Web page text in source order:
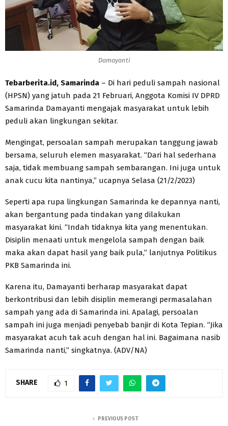
Damayanti
Tebarberita.id, Samarinda – Di hari peduli sampah nasional
(HPSN) yang jatuh pada 21 Februari, Anggota Komisi IV DPRD
Samarinda Damayanti mengajak masyarakat untuk lebih
peduli akan lingkungan sekitar.
Mengingat, persoalan sampah merupakan tanggung jawab
bersama, seluruh elemen masyarakat. “Dari hal sederhana
saja, tidak membuang sampah sembarangan. Ini juga untuk
anak cucu kita nantinya,” ucapnya Selasa (21/2/2023)
Seperti apa rupa lingkungan Samarinda ke depannya nanti,
akan bergantung pada tindakan yang dilakukan
masyarakat kini. “Indah tidaknya kita yang menentukan.
Disiplin menaati untuk mengelola sampah dengan baik
maka akan dapat hasil yang baik pula,” lanjutnya Politikus
PKB Samarinda ini.
Karena itu, Damayanti berharap masyarakat dapat
berkontribusi dan lebih disiplin memerangi permasalahan
sampah yang ada di Samarinda ini. Apalagi, persoalan
sampah ini juga menjadi penyebab banjir di Kota Tepian. “Jika
masyarakat acuh tak acuh dengan hal ini. Bagaimana nasib
Samarinda nanti,” singkatnya. (ADV/NA)
SHARE 1
PREVIOUS POST